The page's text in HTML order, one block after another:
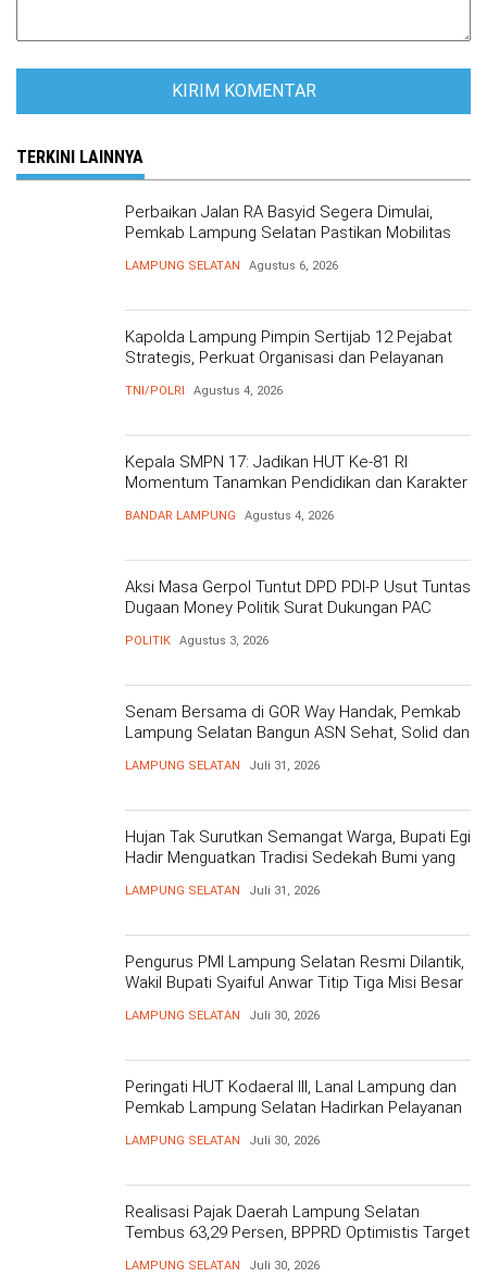
TERKINI LAINNYA
Perbaikan Jalan RA Basyid Segera Dimulai,
Pemkab Lampung Selatan Pastikan Mobilitas
LAMPUNG SELATAN Agustus 6, 2026
Kapolda Lampung Pimpin Sertijab 12 Pejabat
Strategis, Perkuat Organisasi dan Pelayanan
TNI/POLRI Agustus 4, 2026
Kepala SMPN 17: Jadikan HUT Ke-81 RI
Momentum Tanamkan Pendidikan dan Karakter
BANDAR LAMPUNG Agustus 4, 2026
Aksi Masa Gerpol Tuntut DPD PDI-P Usut Tuntas
Dugaan Money Politik Surat Dukungan PAC
POLITIK Agustus 3, 2026
Senam Bersama di GOR Way Handak, Pemkab
Lampung Selatan Bangun ASN Sehat, Solid dan
LAMPUNG SELATAN Juli 31, 2026
Hujan Tak Surutkan Semangat Warga, Bupati Egi
Hadir Menguatkan Tradisi Sedekah Bumi yang
LAMPUNG SELATAN Juli 31, 2026
Pengurus PMI Lampung Selatan Resmi Dilantik,
Wakil Bupati Syaiful Anwar Titip Tiga Misi Besar
LAMPUNG SELATAN Juli 30, 2026
Peringati HUT Kodaeral III, Lanal Lampung dan
Pemkab Lampung Selatan Hadirkan Pelayanan
LAMPUNG SELATAN Juli 30, 2026
Realisasi Pajak Daerah Lampung Selatan
Tembus 63,29 Persen, BPPRD Optimistis Target
LAMPUNG SELATAN Juli 30, 2026